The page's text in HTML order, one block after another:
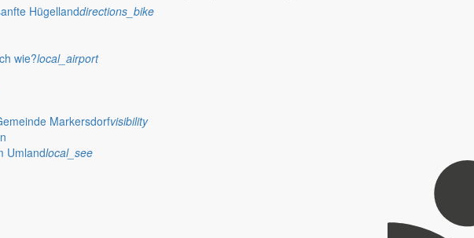
Hügellanddirections_bike
wie?local_airport
Markersdorfvisibility
Umlandlocal_see